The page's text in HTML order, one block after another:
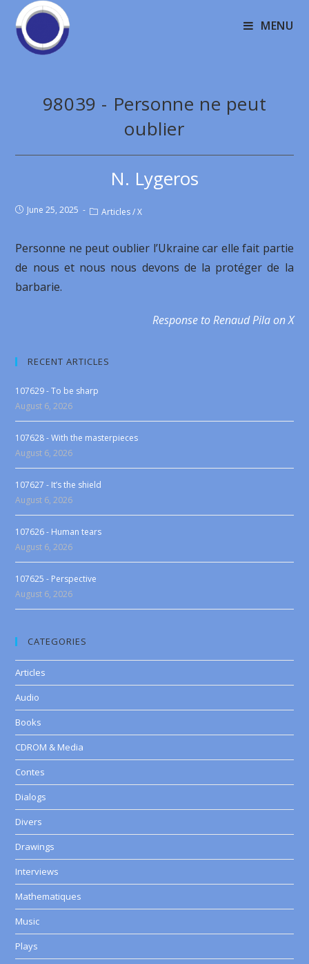
MENU
98039 - Personne ne peut
oublier
N. Lygeros
June 25, 2025 Articles / X
Personne ne peut oublier l’Ukraine car elle fait partie
de nous et nous nous devons de la protéger de la
barbarie.
Response to Renaud Pila on X
RECENT ARTICLES
107629 - To be sharp
August 6, 2026
107628 - With the masterpieces
August 6, 2026
107627 - It’s the shield
August 6, 2026
107626 - Human tears
August 6, 2026
107625 - Perspective
August 6, 2026
CATEGORIES
Articles
Audio
Books
CDROM & Media
Contes
Dialogs
Divers
Drawings
Interviews
Mathematiques
Music
Plays